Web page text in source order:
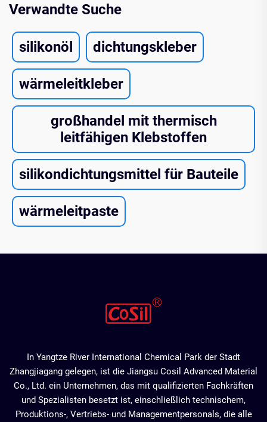
Verwandte Suche
silikonöl dichtungskleber
wärmeleitkleber
großhandel mit thermisch
leitfähigen Klebstoffen
silikondichtungsmittel für Bauteile
wärmeleitpaste
In Yangtze River International Chemical Park der Stadt
Zhangjiagang gelegen, ist die Jiangsu Cosil Advanced Material
Co., Ltd. ein Unternehmen, das mit qualifizierten Fachkräften
und Spezialisten besetzt ist, einschließlich technischem,
Produktions-, Vertriebs- und Managementpersonals, die alle